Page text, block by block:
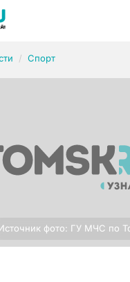
Спорт
фото: ГУ МЧС по